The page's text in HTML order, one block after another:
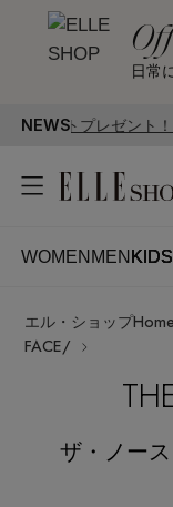
日常
NEWS
！HOT STYLE
WOMEN MEN KIDS
WOMENMEN KIDS
ITEMS
はじめてご利用
エル・ショップHome
FACE/
ザ・ノー